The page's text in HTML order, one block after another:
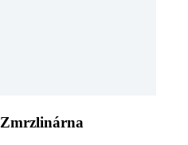
Zmrzlinárna